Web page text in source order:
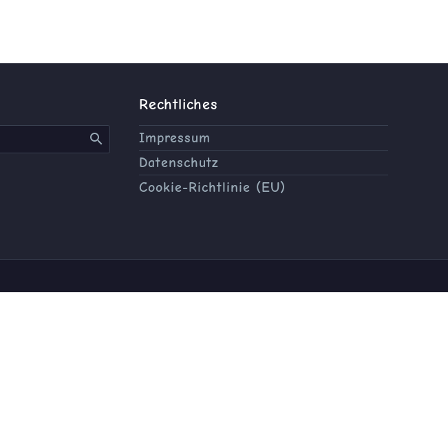
Rechtliches
Impressum
Datenschutz
Cookie-Richtlinie (EU)